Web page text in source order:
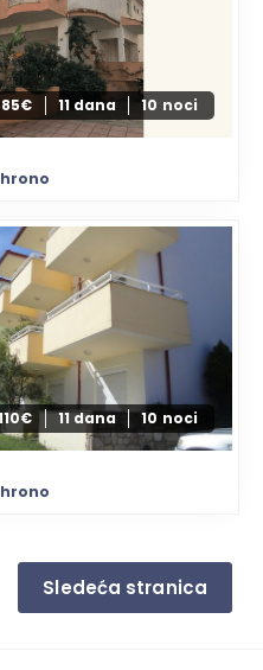
11 dana 10 noci
11 dana 10 noci
Sledeća stranica